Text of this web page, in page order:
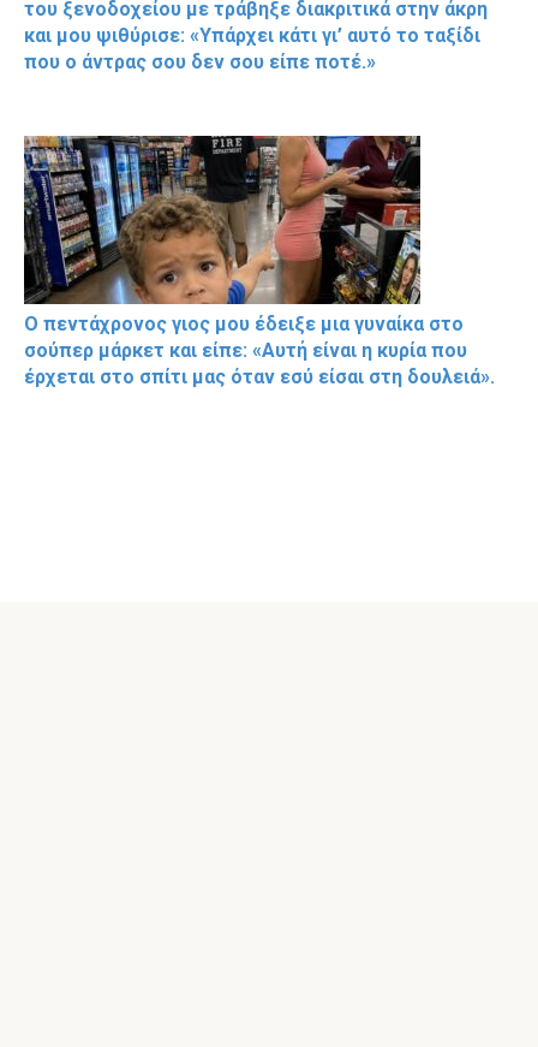
του ξενοδοχείου με τράβηξε διακριτικά στην άκρη
και μου ψιθύρισε: «Υπάρχει κάτι γι’ αυτό το ταξίδι
που ο άντρας σου δεν σου είπε ποτέ.»
Ο πεντάχρονος γιος μου έδειξε μια γυναίκα στο
σούπερ μάρκετ και είπε: «Αυτή είναι η κυρία που
έρχεται στο σπίτι μας όταν εσύ είσαι στη δουλειά».